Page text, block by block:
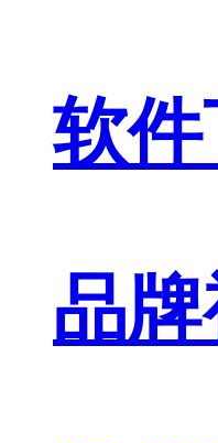
软
品